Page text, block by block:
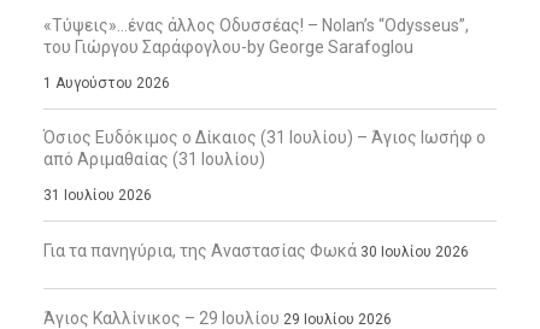
«Τύψεις»…ένας άλλος Οδυσσέας! – Nolan’s “Odysseus”,
του Γιώργου Σαράφογλου-by George Sarafoglou
1 Αυγούστου 2026
Όσιος Ευδόκιμος ο Δίκαιος (31 Ιουλίου) – Άγιος Ιωσήφ ο
από Αριμαθαίας (31 Ιουλίου)
31 Ιουλίου 2026
Για τα πανηγύρια, της Αναστασίας Φωκά 30 Ιουλίου 2026
Άγιος Καλλίνικος – 29 Ιουλίου 29 Ιουλίου 2026